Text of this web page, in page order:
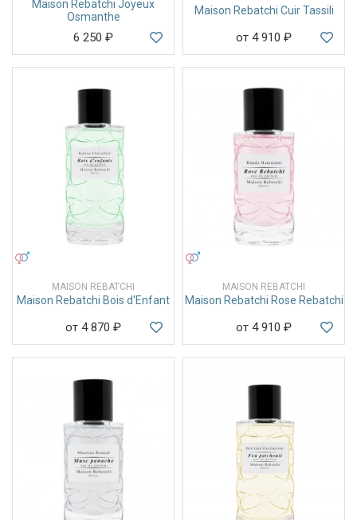
Maison Rebatchi Joyeux
Osmanthe
6 250 ₽
Maison Rebatchi Cuir Tassili
от 4 910 ₽
MAISON REBATCHI
Maison Rebatchi Bois d'Enfant
от 4 870 ₽
MAISON REBATCHI
Maison Rebatchi Rose Rebatchi
от 4 910 ₽